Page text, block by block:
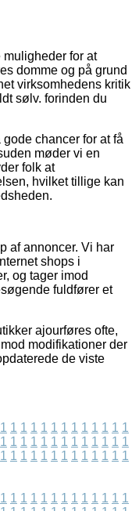
for at
domme og på grund
virksomhedens kritik
sølv. forinden du
chancer for at få
møder vi en
folk at
hvilket tillige kan
af annoncer. Vi har
shops i
og tager imod
fuldfører et
ajourføres ofte,
modifikationer der
de viste
1 1 1 1 1 1 1 1 1 1 1 1 1
1 1 1 1 1 1 1 1 1 1 1 1 1
1 1 1 1 1 1 1 1 1 1 1 1 1
1 1 1 1 1 1 1 1 1 1 1 1 1